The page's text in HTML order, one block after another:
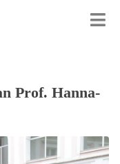
Prof. Hanna-